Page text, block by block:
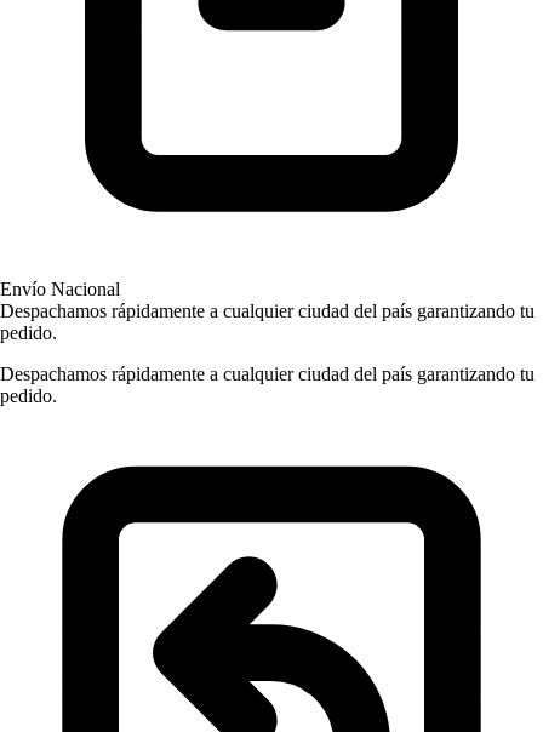
Envío Nacional
Despachamos rápidamente a cualquier ciudad del país garantizando tu
pedido.
Despachamos rápidamente a cualquier ciudad del país garantizando tu
pedido.